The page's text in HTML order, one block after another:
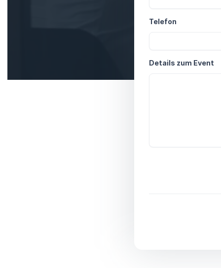
Telefon
Details zum Event